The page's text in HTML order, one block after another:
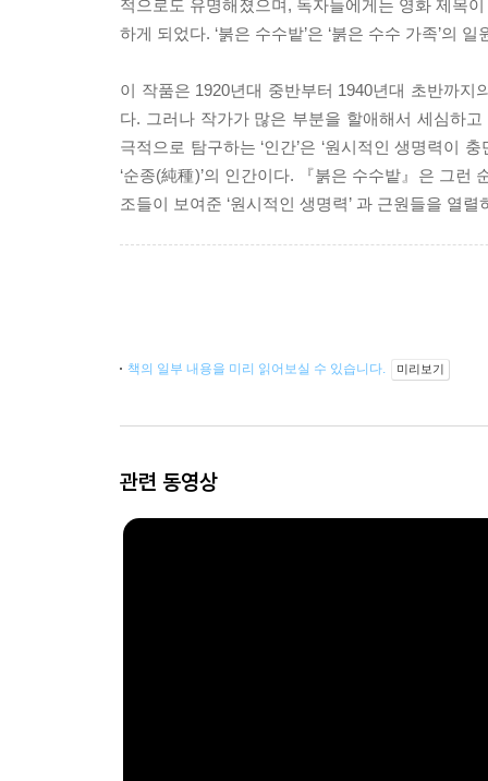
적으로도 유명해졌으며, 독자들에게는 영화 제목
하게 되었다. ‘붉은 수수밭’은 ‘붉은 수수 가족’의
이 작품은 1920년대 중반부터 1940년대 초반까
다. 그러나 작가가 많은 부분을 할애해서 세심하
극적으로 탐구하는 ‘인간’은 ‘원시적인 생명력이
‘순종(純種)’의 인간이다. 『붉은 수수밭』은 그
조들이 보여준 ‘원시적인 생명력’ 과 근원들을 열
책의 일부 내용을 미리 읽어보실 수 있습니다. 미리보기
관련 동영상